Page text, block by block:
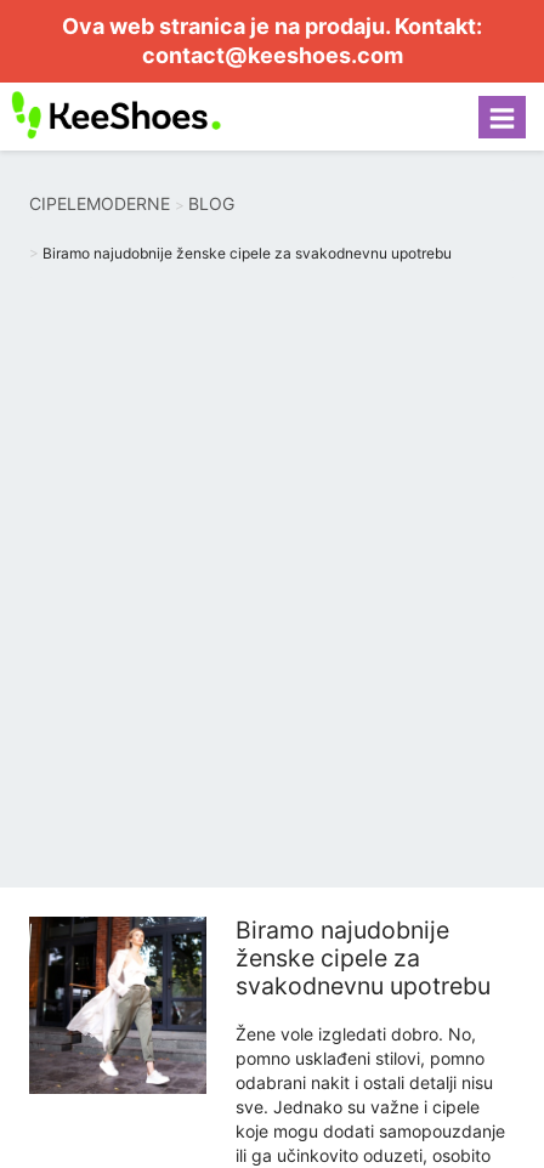
Ova web stranica je na prodaju. Kontakt:
contact@keeshoes.com
CIPELEMODERNE BLOG
Biramo najudobnije ženske cipele za svakodnevnu upotrebu
Biramo najudobnije
ženske cipele za
svakodnevnu upotrebu
Žene vole izgledati dobro. No,
pomno usklađeni stilovi, pomno
odabrani nakit i ostali detalji nisu
sve. Jednako su važne i cipele
koje mogu dodati samopouzdanje
ili ga učinkovito oduzeti, osobito